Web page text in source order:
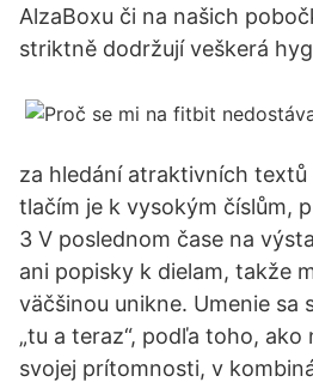
AlzaBoxu či na našich
striktně dodržují veškerá
za hledání atraktivních textů
tlačím je k vysokým číslům,
3 V poslednom čase na
ani popisky k dielam, takže
väčšinou unikne. Umenie sa
„tu a teraz“, podľa toho, ako
svojej prítomnosti, v